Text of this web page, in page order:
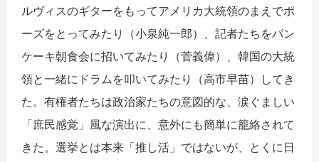
ルヴィスのギターをもってアメリカ大統領のまえでポ
ーズをとってみたり（小泉純一郎）、記者たちをパン
ケーキ朝食会に招いてみたり（菅義偉）、韓国の大統
領と一緒にドラムを叩いてみたり（高市早苗）してき
た。有権者たちは政治家たちの意図的な、涙ぐましい
「庶民感覚」風な演出に、意外にも簡単に籠絡されて
きた。選挙とは本来「推し活」ではないが、とくに日